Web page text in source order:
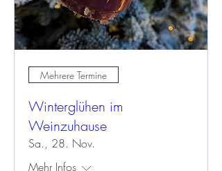
Mehrere Termine
Winterglühen im
Weinzuhause
Sa., 28. Nov.
Mehr Infos